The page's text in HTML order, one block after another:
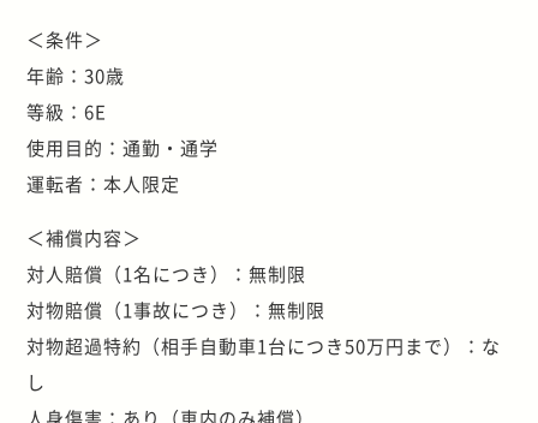
＜条件＞
年齢：30歳
等級：6E
使用目的：通勤・通学
運転者：本人限定
＜補償内容＞
対人賠償（1名につき）：無制限
対物賠償（1事故につき）：無制限
対物超過特約（相手自動車1台につき50万円まで）：な
し
人身傷害：あり（車内のみ補償）